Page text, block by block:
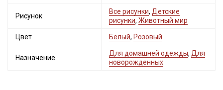
Рисунок
Все рисунки, Детские
рисунки, Животный мир
Цвет Белый, Розовый
Назначение
Для домашней одежды, Для
новорожденных